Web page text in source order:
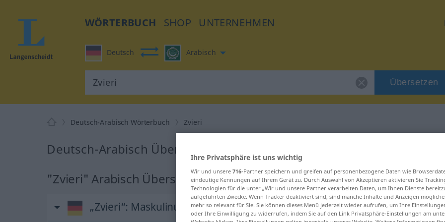
WÖRTERBUCH SHOP UNTERNEHMEN
Deutsch Arabisch
Übersetzen
Deutsch-Arabisch Wörterbuch Zvieri
Deutsch-Arabisch Übersetzung für "Zvieri"
"Zvieri" Arabisch Übersetzung
„Zvieri“: Maskulinum | Neutrum
Ihre Privatsphäre ist uns wichtig
Wir und unsere 716-Partner speichern und greifen auf personenbezogene Daten wie
eindeutige Kennungen auf Ihrem Gerät zu. Durch Auswahl von Akzeptieren aktivieren Sie
Technologien für die unter „Wir und unsere Partner verarbeiten Daten, um Ihnen Dienste
aufgeführten Zwecke. Wenn Tracker deaktiviert sind, sind manche Inhalte und Anzeigen
mehr so relevant für Sie. Sie können dieses Menü jederzeit wieder aufrufen, um Ihre
oder Ihre Einwilligung zu widerrufen, indem Sie auf den Link Privatsphäre-Einstellungen am